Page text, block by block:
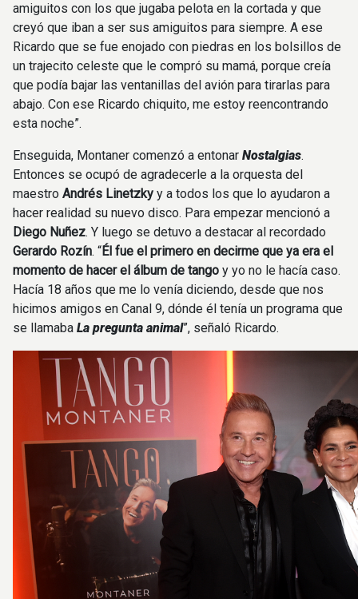
amiguitos con los que jugaba pelota en la cortada y que
creyó que iban a ser sus amiguitos para siempre. A ese
Ricardo que se fue enojado con piedras en los bolsillos de
un trajecito celeste que le compró su mamá, porque creía
que podía bajar las ventanillas del avión para tirarlas para
abajo. Con ese Ricardo chiquito, me estoy reencontrando
esta noche”.
Enseguida, Montaner comenzó a entonar Nostalgias.
Entonces se ocupó de agradecerle a la orquesta del
maestro Andrés Linetzky y a todos los que lo ayudaron a
hacer realidad su nuevo disco. Para empezar mencionó a
Diego Nuñez. Y luego se detuvo a destacar al recordado
Gerardo Rozín. “Él fue el primero en decirme que ya era el
momento de hacer el álbum de tango y yo no le hacía caso.
Hacía 18 años que me lo venía diciendo, desde que nos
hicimos amigos en Canal 9, dónde él tenía un programa que
se llamaba La pregunta animal”, señaló Ricardo.